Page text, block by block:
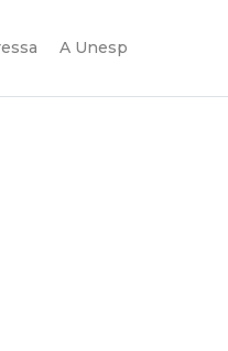
A Unesp